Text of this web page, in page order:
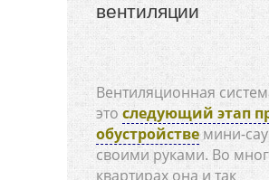
вентиляции
Вентиляционная
это следующий этап
обустройствемини-
своими руками. Во
квартирах она и так